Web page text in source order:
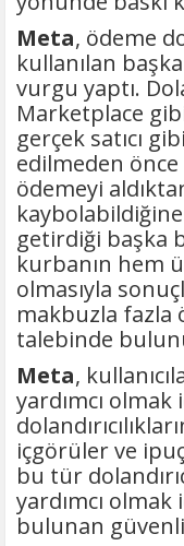
Meta, ödeme
kullanılan
vurgu yaptı.
Marketplace
gerçek satıcı
edilmeden
ödemeyi
getirdiği başka
kurbanın hem
olmasıyla
makbuzla fazla
talebinde
Meta,
yardımcı olmak
içgörüler ve
bu tür
yardımcı
bulunan